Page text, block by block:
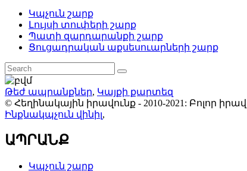
Կպչուն շարք
Լույսի տուփերի շարք
Պատի զարդարանքի շարք
Ցուցադրական աքսեսուարների շարք
Թեժ ապրանքներ, Կայքի քարտեզ
© Հեղինակային իրավունք - 2010-2021: Բոլոր
Ինքնակպչուն վինիլ,
ԱՊՐԱՆՔ
Կպչուն շարք